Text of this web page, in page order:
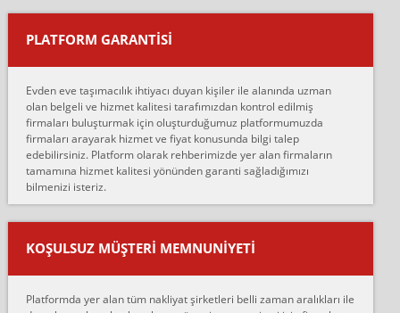
yapıştırm...
Murat:
çalıştıklarını, müş...
Ahmet:
Lüleburgaz güngünes evden eve naklyat eşyalarımı taşımak için
anlaştık sabah eve geldiklerinde de eşyalarımı düzgün şekilde
sarcaz demelerine r...
mehmet güldü:
Ankara ALİCANLAR NAKLİYAT Tutarsız ve ticari ahlak problemleri
var verdikleri fiyat teklifini arttırdılar. Sonrasında taşıma gününde
oldukça tutarsı...
Ankara Alicanlar naklyat tel 5465524025. 2600 TL'ye ankaradan
PLATFORM GARANTİSİ
Evden eve taşımacılık ihtiyacı duyan kişiler ile alanında uzman
olan belgeli ve hizmet kalitesi tarafımızdan kontrol edilmiş
firmaları buluşturmak için oluşturduğumuz platformumuzda
firmaları arayarak hizmet ve fiyat konusunda bilgi talep
edebilirsiniz. Platform olarak rehberimizde yer alan firmaların
tamamına hizmet kalitesi yönünden garanti sağladığımızı
bilmenizi isteriz.
KOŞULSUZ MÜŞTERI MEMNUNIYETI
Platformda yer alan tüm nakliyat şirketleri belli zaman aralıkları ile